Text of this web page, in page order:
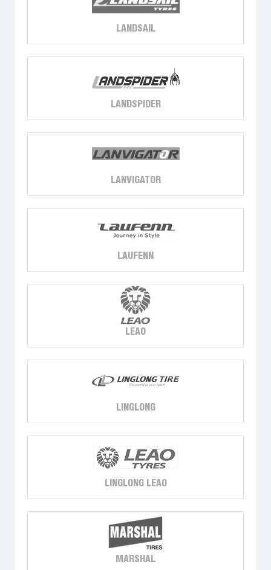
LANDSAIL
LANDSPIDER
LANVIGATOR
LAUFENN
LEAO
LINGLONG
LINGLONG LEAO
MARSHAL